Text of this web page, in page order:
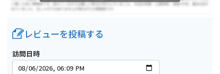
レビューを投稿する
訪問日時